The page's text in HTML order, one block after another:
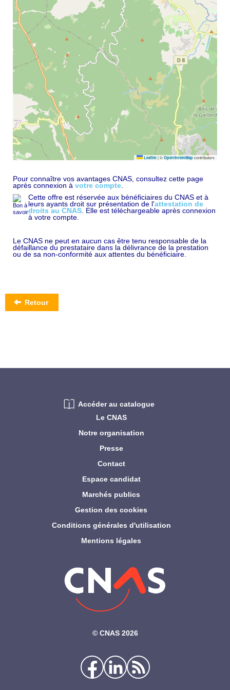
Leaflet |© OpenStreetMap contributors
Pour connaître vos avantages CNAS, consultez cette page
après connexion à votre compte.
Cette offre est réservée aux bénéficiaires du CNAS et à
leurs ayants droit sur présentation de l'attestation de
droits au CNAS. Elle est téléchargeable après connexion
à votre compte.
Le CNAS ne peut en aucun cas être tenu responsable de la
défaillance du prestataire dans la délivrance de la prestation
ou de sa non-conformité aux attentes du bénéficiaire.
Retour
©‎ CNAS 2026
Le CNAS
Notre organisation
Presse
Contact
Espace candidat
Marchés publics
Gestion des cookies
Conditions générales d'utilisation
Mentions légales
Accéder au catalogue